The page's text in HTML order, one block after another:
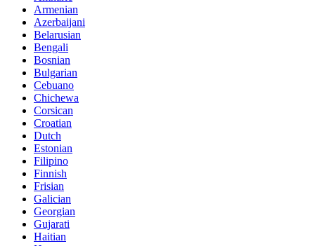
Armenian
Azerbaijani
Belarusian
Bengali
Bosnian
Bulgarian
Cebuano
Chichewa
Corsican
Croatian
Dutch
Estonian
Filipino
Finnish
Frisian
Galician
Georgian
Gujarati
Haitian